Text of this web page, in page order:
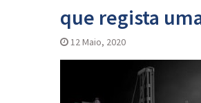
que regista
12 Maio, 2020